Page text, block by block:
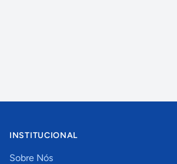
INSTITUCIONAL
Sobre Nós